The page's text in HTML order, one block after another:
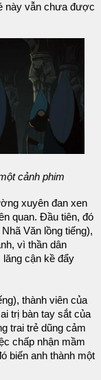
này vẫn chưa được
cảnh phim
xuyên đan xen
quan. Đầu tiên, đó
Văn lồng tiếng),
vì thần dân
lăng cận kề đẩy
thành viên của
trị bàn tay sắt của
trai trẻ dũng cảm
chấp nhận mầm
biến anh thành một